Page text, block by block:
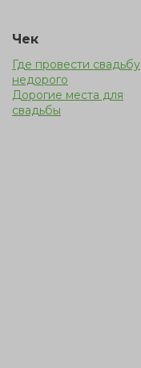
Чек
Где провести свадьбу
недорого
Дорогие места для
свадьбы